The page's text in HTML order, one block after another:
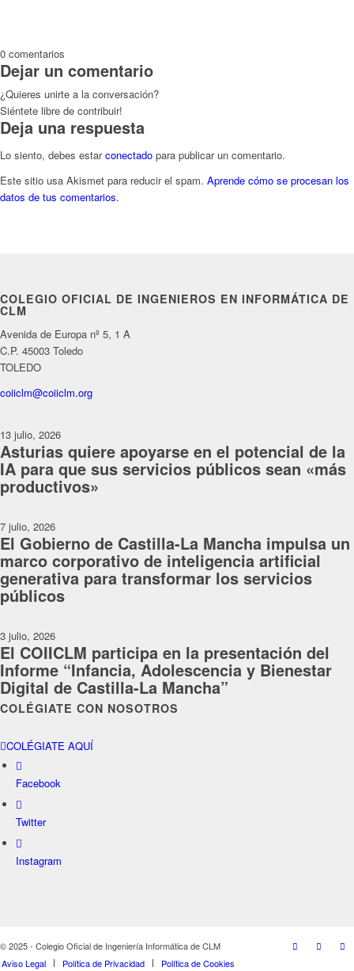
0 comentarios
Dejar un comentario
¿Quieres unirte a la conversación?
Siéntete libre de contribuir!
Deja una respuesta
Lo siento, debes estarconectado para publicar un comentario.
Este sitio usa Akismet para reducir el spam. Aprende cómo se procesan los
datos de tus comentarios.
COLEGIO OFICIAL DE INGENIEROS EN INFORMÁTICA DE
CLM
Avenida de Europa nº 5, 1 A
C.P. 45003 Toledo
TOLEDO
coiiclm@coiiclm.org
13 julio, 2026
Asturias quiere apoyarse en el potencial de la
IA para que sus servicios públicos sean «más
productivos»
7 julio, 2026
El Gobierno de Castilla-La Mancha impulsa un
marco corporativo de inteligencia artificial
generativa para transformar los servicios
públicos
3 julio, 2026
El COIICLM participa en la presentación del
Informe “Infancia, Adolescencia y Bienestar
Digital de Castilla-La Mancha”
COLÉGIATE CON NOSOTROS
COLÉGIATE AQUÍ
Facebook
Twitter
Instagram
© 2025 - Colegio Oficial de Ingeniería Informática de CLM
Aviso Legal
Política de Privacidad Política de Cookies